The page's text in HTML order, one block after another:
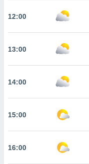
a piè
12:00
13:00
14:00
15:00
16:00